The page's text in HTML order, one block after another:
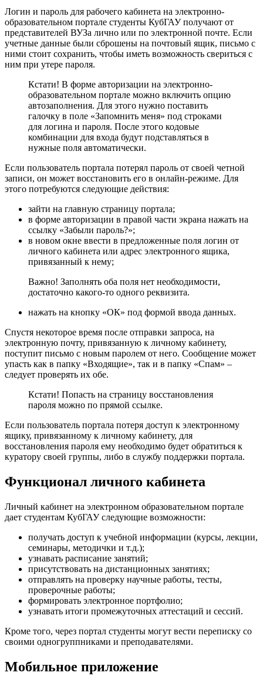
Логин и пароль для рабочего кабинета на электронно-
образовательном портале студенты КубГАУ получают от
представителей ВУЗа лично или по электронной почте. Если
учетные данные были сброшены на почтовый ящик, письмо с
ними стоит сохранить, чтобы иметь возможность свериться с
ним при утере пароля.
Кстати! В форме авторизации на электронно-
образовательном портале можно включить опцию
автозаполнения. Для этого нужно поставить
галочку в поле «Запомнить меня» под строками
для логина и пароля. После этого кодовые
комбинации для входа будут подставляться в
нужные поля автоматически.
Если пользователь портала потерял пароль от своей четной
записи, он может восстановить его в онлайн-режиме. Для
этого потребуются следующие действия:
зайти на главную страницу портала;
в форме авторизации в правой части экрана нажать на
ссылку «Забыли пароль?»;
в новом окне ввести в предложенные поля логин от
личного кабинета или адрес электронного ящика,
привязанный к нему;
Важно! Заполнять оба поля нет необходимости,
достаточно какого-то одного реквизита.
нажать на кнопку «ОК» под формой ввода данных.
Спустя некоторое время после отправки запроса, на
электронную почту, привязанную к личному кабинету,
поступит письмо с новым паролем от него. Сообщение может
упасть как в папку «Входящие», так и в папку «Спам» –
следует проверять их обе.
Кстати! Попасть на страницу восстановления
пароля можно по прямой ссылке.
Если пользователь портала потеря доступ к электронному
ящику, привязанному к личному кабинету, для
восстановления пароля ему необходимо будет обратиться к
куратору своей группы, либо в службу поддержки портала.
Функционал личного кабинета
Личный кабинет на электронном образовательном портале
дает студентам КубГАУ следующие возможности:
получать доступ к учебной информации (курсы, лекции,
семинары, методички и т.д.);
узнавать расписание занятий;
присутствовать на дистанционных занятиях;
отправлять на проверку научные работы, тесты,
проверочные работы;
формировать электронное портфолио;
узнавать итоги промежуточных аттестаций и сессий.
Кроме того, через портал студенты могут вести переписку со
своими одногруппниками и преподавателями.
Мобильное приложение